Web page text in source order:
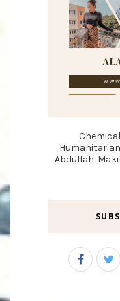
Abdullah.